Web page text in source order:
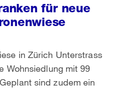
für neue
in Zürich Unterstrass
Wohnsiedlung mit 99
sind zudem ein